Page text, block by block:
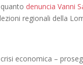
denuncia Vanni
regionali della
economica –